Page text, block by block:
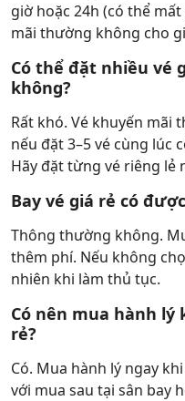
giờ hoặc 24h (có thể
mãi thường không cho
Có thể đặt nhiều vé
không?
Rất khó. Vé khuyến mãi
nếu đặt 3–5 vé cùng lúc
Hãy đặt từng vé riêng lẻ
Bay vé giá rẻ có
Thông thường không.
thêm phí. Nếu không
nhiên khi làm thủ tục.
Có nên mua hành lý
rẻ?
Có. Mua hành lý ngay
với mua sau tại sân bay